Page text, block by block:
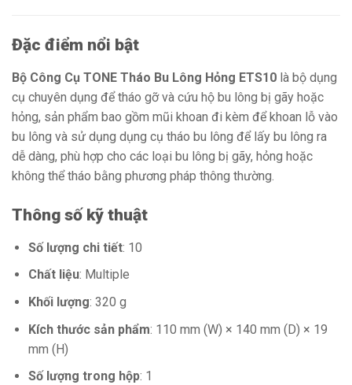
Đặc điểm nổi bật
Bộ Công Cụ TONE Tháo Bu Lông Hỏng ETS10 là bộ dụng
cụ chuyên dụng để tháo gỡ và cứu hộ bu lông bị gãy hoặc
hỏng, sản phẩm bao gồm mũi khoan đi kèm để khoan lỗ vào
bu lông và sử dụng dụng cụ tháo bu lông để lấy bu lông ra
dễ dàng, phù hợp cho các loại bu lông bị gãy, hỏng hoặc
không thể tháo bằng phương pháp thông thường.
Thông số kỹ thuật
Số lượng chi tiết: 10
Chất liệu: Multiple
Khối lượng: 320 g
Kích thước sản phẩm: 110 mm (W) × 140 mm (D) × 19
mm (H)
Số lượng trong hộp: 1